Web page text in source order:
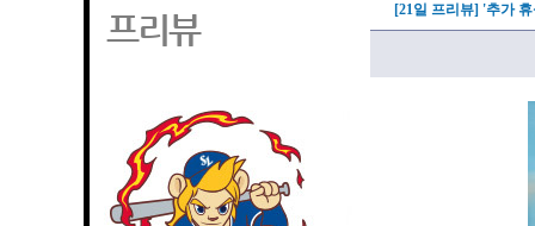
프리뷰 [21일 프리뷰] '추가